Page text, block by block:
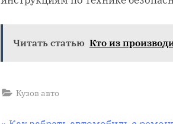
Читать статью Кто из
Кузов авто